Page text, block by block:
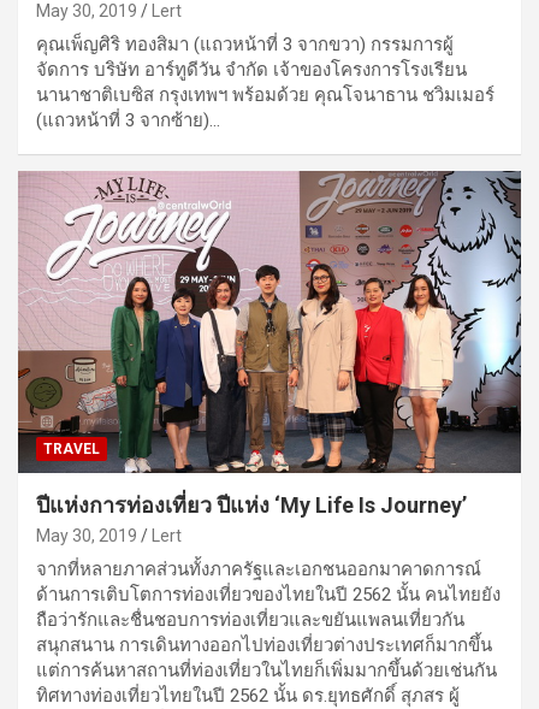
May 30, 2019 Lert
คุณเพ็ญศิริ ทองสิมา (แถวหน้าที่ 3 จากขวา) กรรมการผู้
จัดการ บริษัท อาร์ทูดีวัน จำกัด เจ้าของโครงการโรงเรียน
นานาชาติเบซิส กรุงเทพฯ พร้อมด้วย คุณโจนาธาน ชวิมเมอร์
(แถวหน้าที่ 3 จากซ้าย)…
TRAVEL
ปีแห่งการท่องเที่ยว ปีแห่ง ‘My Life Is Journey’
May 30, 2019 Lert
จากที่หลายภาคส่วนทั้งภาครัฐและเอกชนออกมาคาดการณ์
ด้านการเติบโตการท่องเที่ยวของไทยในปี 2562 นั้น คนไทยยัง
ถือว่ารักและชื่นชอบการท่องเที่ยวและขยันแพลนเที่ยวกัน
สนุกสนาน การเดินทางออกไปท่องเที่ยวต่างประเทศก็มากขึ้น
แต่การค้นหาสถานที่ท่องเที่ยวในไทยก็เพิ่มมากขึ้นด้วยเช่นกัน
ทิศทางท่องเที่ยวไทยในปี 2562 นั้น ดร.ยุทธศักดิ์ สุภสร ผู้